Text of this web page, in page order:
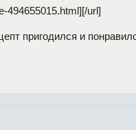
494655015.html][/url]
пригодился и